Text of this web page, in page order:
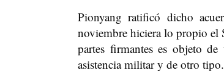
Pionyang ratificó dicho
noviembre hiciera lo propio el
partes firmantes es objeto
asistencia militar y de otro tipo.